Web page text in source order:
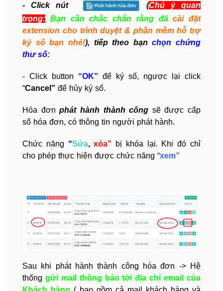
- Click nút (Chú ý quan
trọng: Bạn cần chắc chắn rằng đã cài đặt
extension cho trình duyệt & phần mềm hỗ trợ
ký số bạn nhé!), tiếp theo bạnchọn chứng
thư số:
- Click button “OK” để ký số, ngược lại click
“Cancel” để hủy ký số.
Hóa đơnphát hành thành công sẽ được cấp
số hóa đơn, có thông tin người phát hành.
Chức năng “Sửa,xóa” bị khóa lại. Khi đó chỉ
cho phép thực hiện được chức năng “xem”
Sau khi phát hành thành công hóa đơn -> Hệ
thống gửi mail thông báo tới địa chỉ email của